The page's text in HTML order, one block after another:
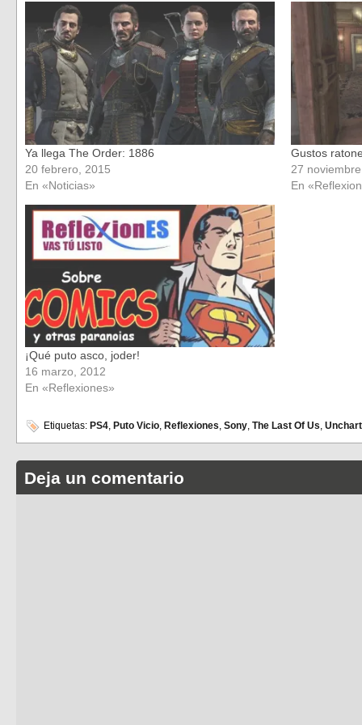
en
una
ventana
nueva)
en
ventana
nueva)
Ya llega The Order: 1886
20 febrero, 2015
En «Noticias»
Gustos
27
En
¡Qué puto asco, joder!
16 marzo, 2012
En «Reflexiones»
Etiquetas: PS4, Puto Vicio, Reflexiones, Sony, The Last Of Us,
Deja un comentario